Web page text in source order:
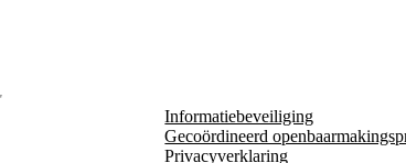
Informatiebeveiliging
Gecoördineerd
Privacyverklaring